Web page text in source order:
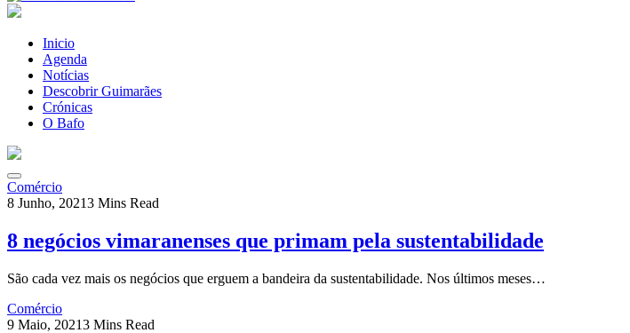
Inicio
Agenda
Notícias
Descobrir Guimarães
Crónicas
O Bafo
Comércio
8 Junho, 20213 Mins Read
8 negócios vimaranenses que primam pela sustentabilidade
São cada vez mais os negócios que erguem a bandeira da sustentabilidade. Nos últimos meses…
Comércio
9 Maio, 20213 Mins Read